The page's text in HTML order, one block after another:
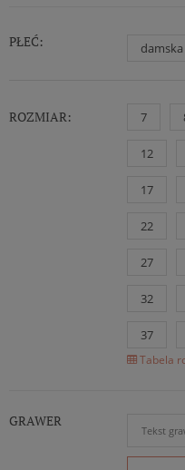
PŁEĆ: damska
ROZMIAR: 7
12
17
22
27
32
37
Tabela
GRAWER